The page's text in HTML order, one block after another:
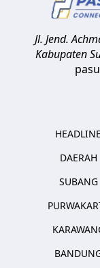
Jl. Jend.
Kabupaten
HEADLINE
DAERAH
SUBANG